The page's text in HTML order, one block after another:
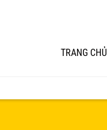
TRANG CHỦ